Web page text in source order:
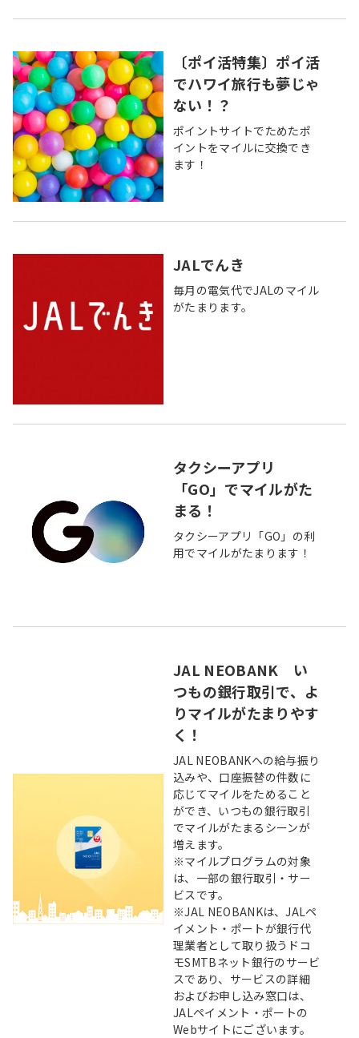
〔ポイ活特集〕ポイ活
でハワイ旅行も夢じゃ
ない！？
ポイントサイトでためたポ
イントをマイルに交換でき
ます！
JALでんき
毎月の電気代でJALのマイル
がたまります。
タクシーアプリ
「GO」でマイルがた
まる！
タクシーアプリ「GO」の利
用でマイルがたまります！
JAL NEOBANK い
つもの銀行取引で、よ
りマイルがたまりやす
く！
JAL NEOBANKへの給与振り
込みや、口座振替の件数に
応じてマイルをためること
ができ、いつもの銀行取引
でマイルがたまるシーンが
増えます。
※マイルプログラムの対象
は、一部の銀行取引・サー
ビスです。
※JAL NEOBANKは、JALペ
イメント・ポートが銀行代
理業者として取り扱うドコ
モSMTBネット銀行のサービ
スであり、サービスの詳細
およびお申し込み窓口は、
JALペイメント・ポートの
Webサイトにございます。